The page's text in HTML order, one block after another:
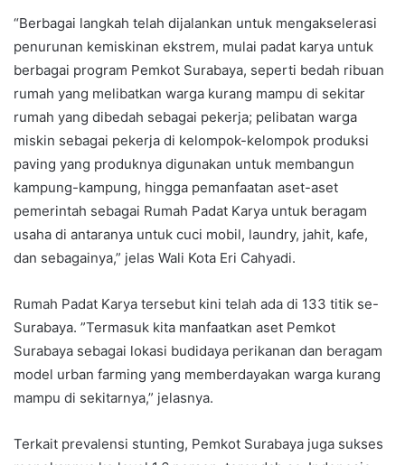
“Berbagai langkah telah dijalankan untuk mengakselerasi
penurunan kemiskinan ekstrem, mulai padat karya untuk
berbagai program Pemkot Surabaya, seperti bedah ribuan
rumah yang melibatkan warga kurang mampu di sekitar
rumah yang dibedah sebagai pekerja; pelibatan warga
miskin sebagai pekerja di kelompok-kelompok produksi
paving yang produknya digunakan untuk membangun
kampung-kampung, hingga pemanfaatan aset-aset
pemerintah sebagai Rumah Padat Karya untuk beragam
usaha di antaranya untuk cuci mobil, laundry, jahit, kafe,
dan sebagainya,” jelas Wali Kota Eri Cahyadi.
Rumah Padat Karya tersebut kini telah ada di 133 titik se-
Surabaya. ”Termasuk kita manfaatkan aset Pemkot
Surabaya sebagai lokasi budidaya perikanan dan beragam
model urban farming yang memberdayakan warga kurang
mampu di sekitarnya,” jelasnya.
Terkait prevalensi stunting, Pemkot Surabaya juga sukses